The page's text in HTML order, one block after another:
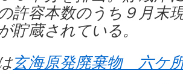
許容本数のうち９月末
貯蔵されている。
玄海原発廃棄物 六ケ